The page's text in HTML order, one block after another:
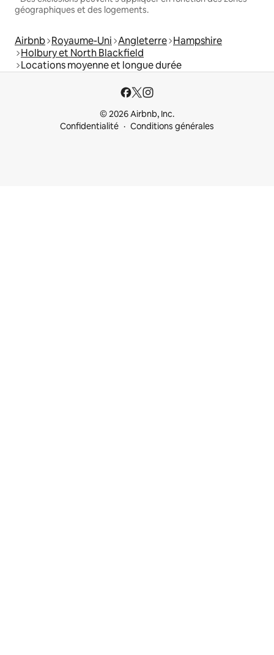
géographiques et des logements.
Airbnb Royaume-Uni Angleterre Hampshire
Holbury et North Blackfield
Locations moyenne et longue durée
© 2026 Airbnb, Inc.
Confidentialité
Conditions générales